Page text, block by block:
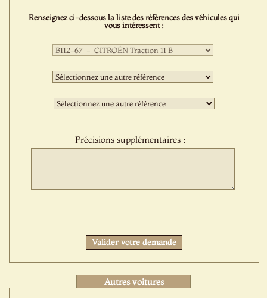
Renseignez ci-dessous la liste des références des véhicules qui
vous intéressent :
Première
sélection
:Deuxième
sélection
:Troisième
sélection
Précisions supplémentaires :
Valider votre demande
Autres voitures